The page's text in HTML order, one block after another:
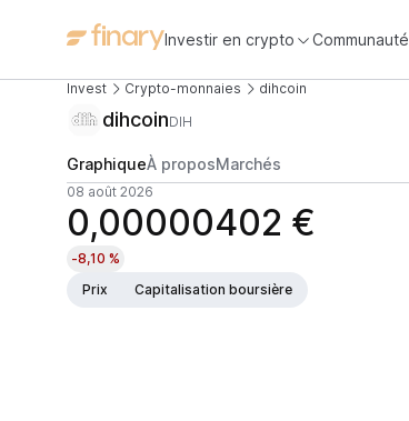
Investir en crypto Communauté
Invest Crypto-monnaies dihcoin
dihcoinDIH
GraphiqueÀ proposMarchés
08 août 2026
0,00000402 €
-8,10 %
Prix
Capitalisation boursière